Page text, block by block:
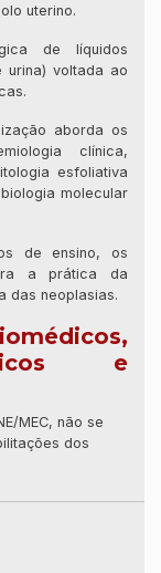
uterino.
de líquidos
voltada ao
aborda os
clínica,
esfoliativa
molecular
de ensino, os
a prática da
das neoplasias.
e
MEC, não se
dos